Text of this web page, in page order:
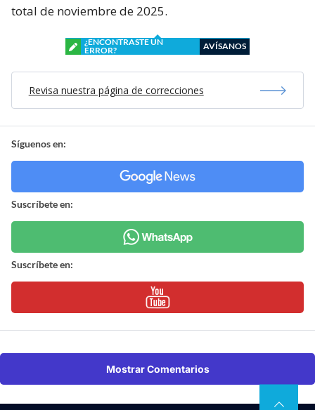
total de noviembre de 2025.
¿ENCONTRASTE UN
ERROR?
AVÍSANOS
Revisa nuestra página de correcciones
Síguenos en:
Suscríbete en:
Suscríbete en:
Mostrar Comentarios